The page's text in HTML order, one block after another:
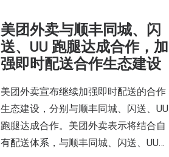
美团外卖与顺丰同城、闪
送、UU 跑腿达成合作，加
强即时配送合作生态建设
美团外卖宣布继续加强即时配送的合作
生态建设，分别与顺丰同城、闪送、UU
跑腿达成合作。美团外卖表示将结合自
有配送体系，与顺丰同城、闪送、UU…